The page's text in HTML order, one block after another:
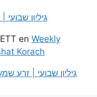
גיליון
en Weekly
Korach
גיליון שבועי | זרע